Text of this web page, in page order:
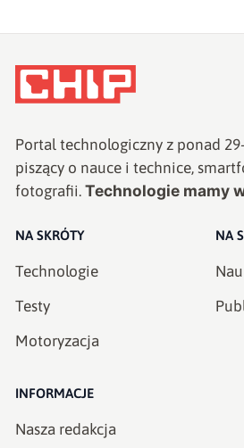
Portal technologiczny z ponad 29
piszący o nauce i technice,
fotografii. Technologie mamy
NA SKRÓTY
Technologie
Testy
Motoryzacja
NA
INFORMACJE
Nasza redakcja